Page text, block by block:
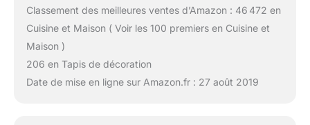
Classement des meilleures ventes d’Amazon : 46 472 en
Cuisine et Maison ( Voir les 100 premiers en Cuisine et
Maison )
206 en Tapis de décoration
Date de mise en ligne sur Amazon.fr : 27 août 2019